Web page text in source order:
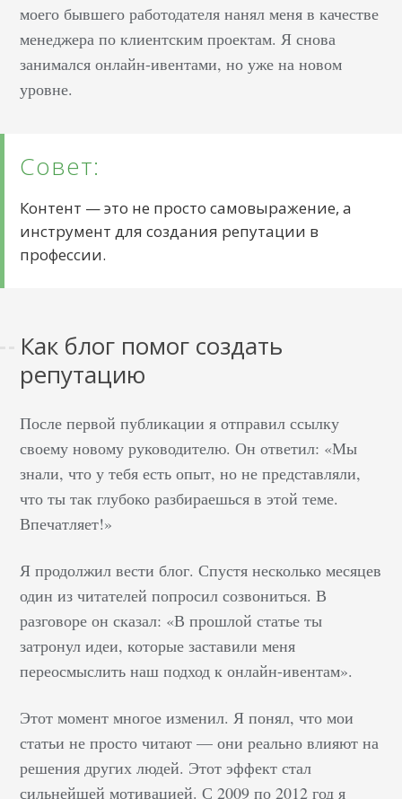
моего бывшего работодателя нанял меня в качестве
менеджера по клиентским проектам. Я снова
занимался онлайн-ивентами, но уже на новом
уровне.
Совет:
Контент — это не просто самовыражение, а
инструмент для создания репутации в
профессии.
Как блог помог создать
репутацию
После первой публикации я отправил ссылку
своему новому руководителю. Он ответил: «Мы
знали, что у тебя есть опыт, но не представляли,
что ты так глубоко разбираешься в этой теме.
Впечатляет!»
Я продолжил вести блог. Спустя несколько месяцев
один из читателей попросил созвониться. В
разговоре он сказал: «В прошлой статье ты
затронул идеи, которые заставили меня
переосмыслить наш подход к онлайн-ивентам».
Этот момент многое изменил. Я понял, что мои
статьи не просто читают — они реально влияют на
решения других людей. Этот эффект стал
сильнейшей мотивацией. С 2009 по 2012 год я